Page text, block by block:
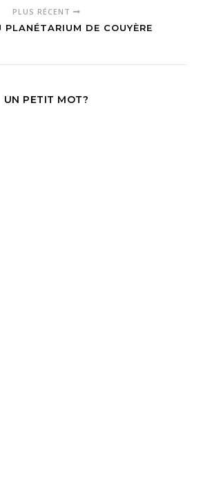
PLUS RÉCENT
PLANÉTARIUM DE COUYÈRE
UN PETIT MOT?